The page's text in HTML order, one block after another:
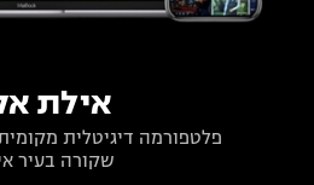
אילת
פלטפורמה דיגיטלית
שקורה בעיר